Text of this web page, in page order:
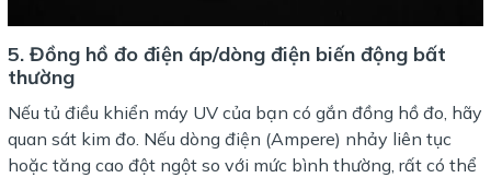
5. Đồng hồ đo điện áp/dòng điện biến động bất
thường
Nếu tủ điều khiển máy UV của bạn có gắn đồng hồ đo, hãy
quan sát kim đo. Nếu dòng điện (Ampere) nhảy liên tục
hoặc tăng cao đột ngột so với mức bình thường, rất có thể